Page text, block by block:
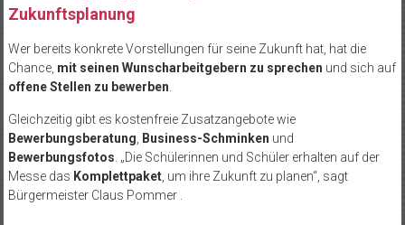
Zukunftsplanung
Wer bereits konkrete Vorstellungen für seine Zukunft hat, hat die
Chance, mit seinen Wunscharbeitgebern zu sprechen und sich auf
offene Stellen zu bewerben
Gleichzeitig gibt es kostenfreie Zusatzangebote wie
Bewerbungsberatung Business-Schminken und
Bewerbungsfotos . „Die Schülerinnen und Schüler erhalten auf der
Messe das Komplettpaket, um ihre Zukunft zu planen“, sagt
Bürgermeister Claus Pommer .